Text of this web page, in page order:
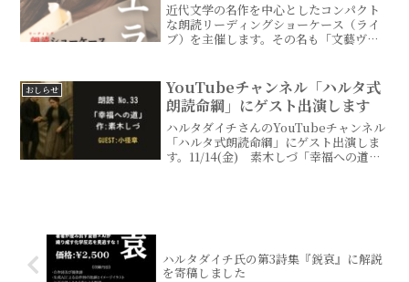
近代文学の名作を中心としたコンパクト
な朗読リーディングショーケース（ライ
ブ）を主催します。その名も「文藝ヴィ
ェ・フライングティーポット（江古
田）...
おしらせ
YouTubeチャンネル「ハルタ式
朗読命綱」にゲスト出演します
ハルタダイチさんのYouTubeチャンネル
「ハルタ式朗読命綱」にゲスト出演しま
す。11/14(金) 素木しづ「幸福への道」
ハルタダイチ氏の第3詩集『鋭哀』に解説
を寄稿しました